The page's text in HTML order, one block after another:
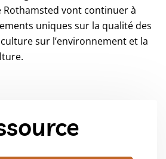
vont continuer à
uniques sur la qualité des
sur l’environnement et la